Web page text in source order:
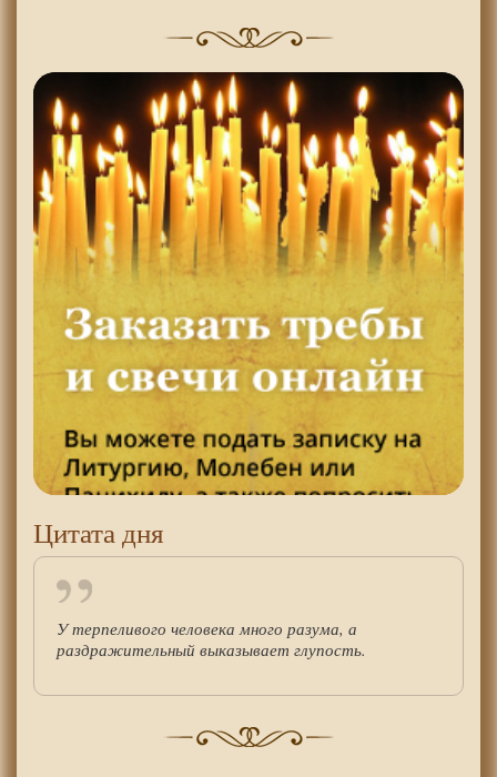
Цитата дня
У терпеливого человека много разума, а
раздражительный выказывает глупость.